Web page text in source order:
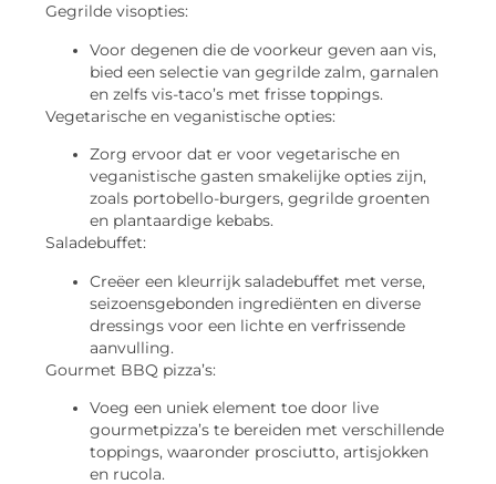
Gegrilde visopties:
Voor degenen die de voorkeur geven aan vis,
bied een selectie van gegrilde zalm, garnalen
en zelfs vis-taco’s met frisse toppings.
Vegetarische en veganistische opties:
Zorg ervoor dat er voor vegetarische en
veganistische gasten smakelijke opties zijn,
zoals portobello-burgers, gegrilde groenten
en plantaardige kebabs.
Saladebuffet:
Creëer een kleurrijk saladebuffet met verse,
seizoensgebonden ingrediënten en diverse
dressings voor een lichte en verfrissende
aanvulling.
Gourmet BBQ pizza’s:
Voeg een uniek element toe door live
gourmetpizza’s te bereiden met verschillende
toppings, waaronder prosciutto, artisjokken
en rucola.